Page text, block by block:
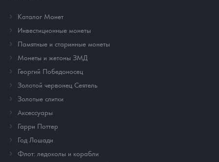
Каталог Монет
Инвестиционные монеты
Памятные и старинные монеты
Монеты и жетоны ЗМД
Георгий Победоносец
Золотой червонец Сеятель
Золотые слитки
Аксессуары
Гарри Поттер
Год Лошади
Флот: ледоколы и корабли